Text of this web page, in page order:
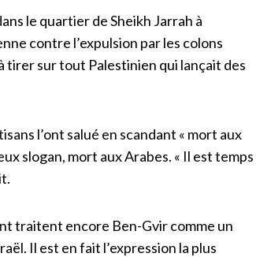
le quartier de Sheikh Jarrah à
contre l’expulsion par les colons
tirer sur tout Palestinien qui lançait des
l’ont salué en scandant « mort aux
slogan, mort aux Arabes. « Il est temps
traitent encore Ben-Gvir comme un
Il est en fait l’expression la plus